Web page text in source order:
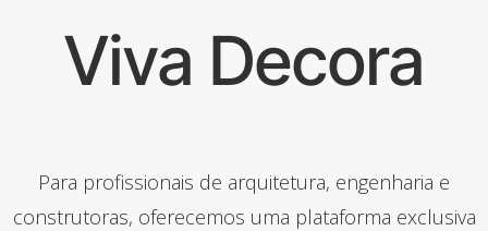
Viva Decora
Para profissionais de arquitetura, engenharia e
construtoras, oferecemos uma plataforma exclusiva